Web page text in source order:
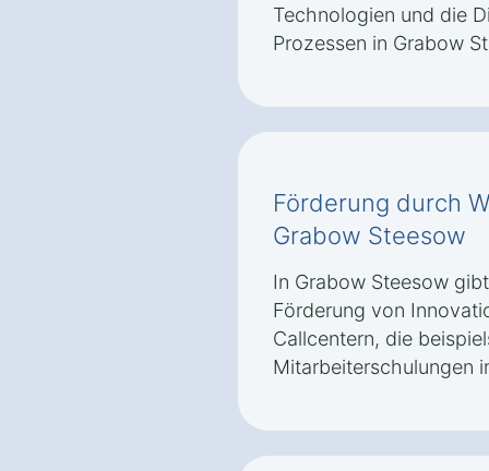
Technologien und die
Prozessen in Grabow
Förderung durch
Grabow Steesow
In Grabow Steesow
Förderung von
Callcentern, die
Mitarbeiterschulungen